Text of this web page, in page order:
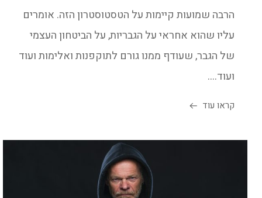
הרבה שמועות קיימות על הטסטוסטרון הזה. אומרים
עליו שהוא אחראי על הגבריות, על הביטחון העצמי
של הגבר, שעודף ממנו גורם לתוקפנות ואלימות ועוד
ועוד....
קראו עוד